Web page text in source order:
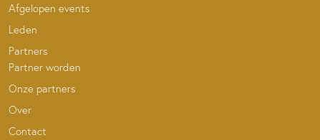
Afgelopen events
Leden
Partners
Partner worden
Onze partners
Over
Contact